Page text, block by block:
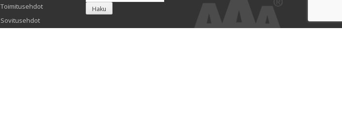
Toimitusehdot
Sovitusehdot
Haku